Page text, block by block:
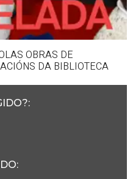
OBRAS DE
DA BIBLIOTECA
:
: